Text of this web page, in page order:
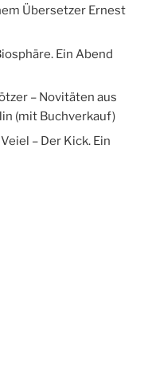
Übersetzer Ernest
Ein Abend
– Novitäten aus
(mit Buchverkauf)
– Der Kick. Ein